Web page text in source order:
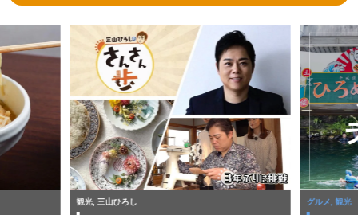
観光, 三山ひろし グルメ, 観光